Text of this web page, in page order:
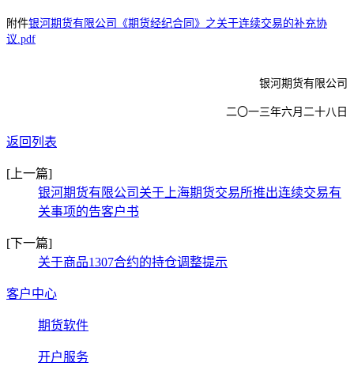
附件银河期货有限公司《期货经纪合同》之关于连续交易的补充协
议.pdf
银河期货有限公司
二〇一三年六月二十八日
返回列表
[上一篇]
银河期货有限公司关于上海期货交易所推出连续交易有
关事项的告客户书
[下一篇]
关于商品1307合约的持仓调整提示
客户中心
期货软件
开户服务